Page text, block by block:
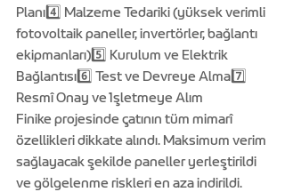
Planı4️⃣ Malzeme Tedariki (yüksek verimli
fotovoltaik paneller, invertörler, bağlantı
ekipmanları)5️⃣ Kurulum ve Elektrik
Bağlantısı6️⃣ Test ve Devreye Alma7️⃣
Resmî Onay ve İşletmeye Alım
Finike projesinde çatının tüm mimarî
özellikleri dikkate alındı. Maksimum verim
sağlayacak şekilde paneller yerleştirildi
ve gölgelenme riskleri en aza indirildi.